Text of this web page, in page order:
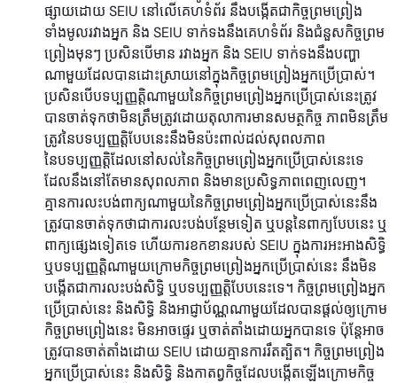
ផ្សាយដោយ SEIU នៅលើគេហទំព័រ នឹងបង្កើតជាកិច្ចព្រមព្រៀង
ទាំងមូលរវាងអ្នក និង SEIU ទាក់ទងនឹងគេហទំព័រ និងជំនួសកិច្ចព្រម
ព្រៀងមុនៗ ប្រសិនបើមាន រវាងអ្នក និង SEIU ទាក់ទងនឹងបញ្ហា
ណាមួយដែលបានដោះស្រាយនៅក្នុងកិច្ចព្រមព្រៀងអ្នកប្រើប្រាស់។
ប្រសិនបើបទប្បញ្ញត្តិណាមួយនៃកិច្ចព្រមព្រៀងអ្នកប្រើប្រាស់នេះត្រូវ
បានចាត់ទុកថាមិនត្រឹមត្រូវដោយតុលាការមានសមត្ថកិច្ច ភាពមិនត្រឹម
ត្រូវនៃបទប្បញ្ញត្តិបែបនេះនឹងមិនប៉ះពាល់ដល់សុពលភាព
នៃបទប្បញ្ញត្តិដែលនៅសល់នៃកិច្ចព្រមព្រៀងអ្នកប្រើប្រាស់នេះទេ
ដែលនឹងនៅតែមានសុពលភាព និងមានប្រសិទ្ធភាពពេញលេញ។
គ្មានការលះបង់ពាក្យណាមួយនៃកិច្ចព្រមព្រៀងអ្នកប្រើប្រាស់នេះនឹង
ត្រូវបានចាត់ទុកថាជាការលះបង់បន្ថែមទៀត ឬបន្តនៃពាក្យបែបនេះ ឬ
ពាក្យផ្សេងទៀតទេ ហើយការខកខានរបស់ SEIU ក្នុងការអះអាងសិទ្ធិ
ឬបទប្បញ្ញត្តិណាមួយក្រោមកិច្ចព្រមព្រៀងអ្នកប្រើប្រាស់នេះ នឹងមិន
បង្កើតជាការលះបង់សិទ្ធិ ឬបទប្បញ្ញត្តិបែបនេះទេ។ កិច្ចព្រមព្រៀងអ្នក
ប្រើប្រាស់នេះ និងសិទ្ធិ និងអាជ្ញាប័ណ្ណណាមួយដែលបានផ្តល់ឲ្យក្រោម
កិច្ចព្រមព្រៀងនេះ មិនអាចផ្ទេរ ឬចាត់តាំងដោយអ្នកបានទេ ប៉ុន្តែអាច
ត្រូវបានចាត់តាំងដោយ SEIU ដោយគ្មានការរឹតត្បិត។ កិច្ចព្រមព្រៀង
អ្នកប្រើប្រាស់នេះ និងសិទ្ធិ និងកាតព្វកិច្ចដែលបង្កើតឡើងក្រោមកិច្ច